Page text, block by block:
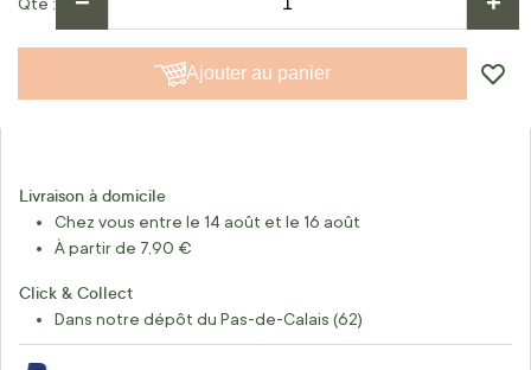
Ajouter au panier
Livraison à domicile
Chez vous entre le 14 août et le 16 août
À partir de 7,90 €
Click & Collect
Dans notre dépôt du Pas-de-Calais (62)